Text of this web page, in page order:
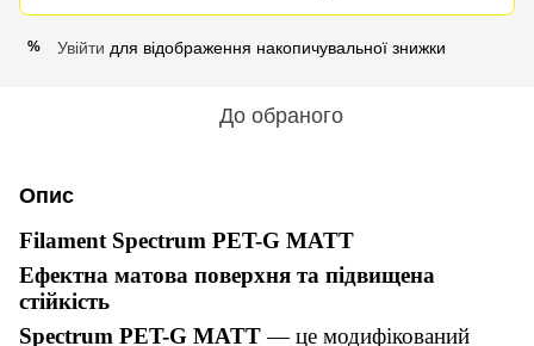
% Увійти для відображення накопичувальної знижки
До обраного
Опис
Filament Spectrum PET-G MATT
Ефектна матова поверхня та підвищена
стійкість
Spectrum PET-G MATT— це модифікований